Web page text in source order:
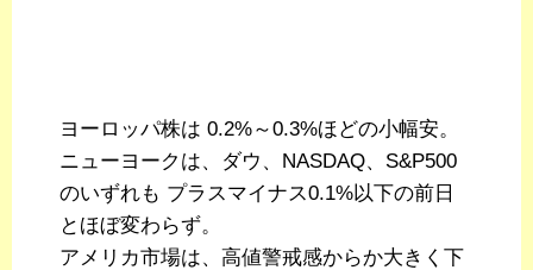
ヨーロッパ株は 0.2%～0.3%ほどの小幅安。
ニューヨークは、ダウ、NASDAQ、S&P500
のいずれも プラスマイナス0.1%以下の前日
とほぼ変わらず。
アメリカ市場は、高値警戒感からか大きく下